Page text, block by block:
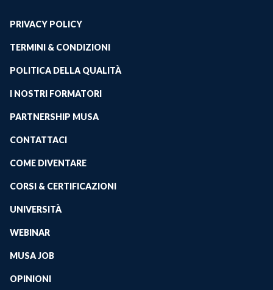
PRIVACY POLICY
TERMINI & CONDIZIONI
POLITICA DELLA QUALITÀ
I NOSTRI FORMATORI
PARTNERSHIP MUSA
CONTATTACI
COME DIVENTARE
CORSI & CERTIFICAZIONI
UNIVERSITÀ
WEBINAR
MUSA JOB
OPINIONI